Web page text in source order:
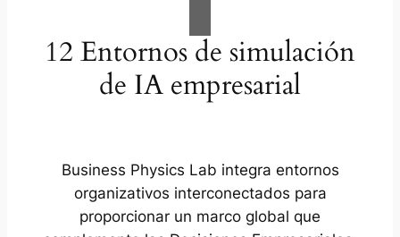
12 Entornos de simulación
de IA empresarial
Business Physics Lab integra entornos
organizativos interconectados para
proporcionar un marco global que